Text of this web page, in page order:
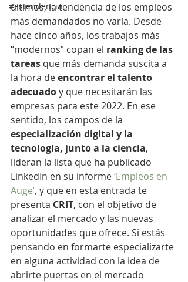
#estendencia
últimos, la tendencia de los empleos
más demandados no varía. Desde
hace cinco años, los trabajos más
“modernos” copan el ranking de las
tareas que más demanda suscita a
la hora de encontrar el talento
adecuado y que necesitarán las
empresas para este 2022. En ese
sentido, los campos de la
especialización digital y la
tecnología, junto a la ciencia,
lideran la lista que ha publicado
LinkedIn en su informe ‘Empleos en
Auge’, y que en esta entrada te
presenta CRIT, con el objetivo de
analizar el mercado y las nuevas
oportunidades que ofrece. Si estás
pensando en formarte especializarte
en alguna actividad con la idea de
abrirte puertas en el mercado